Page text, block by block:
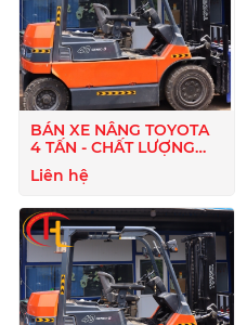
BÁN XE NÂNG TOYOTA
4 TẤN - CHẤT LƯỢNG
CAO, GIÁ HỢP LÝ
Liên hệ